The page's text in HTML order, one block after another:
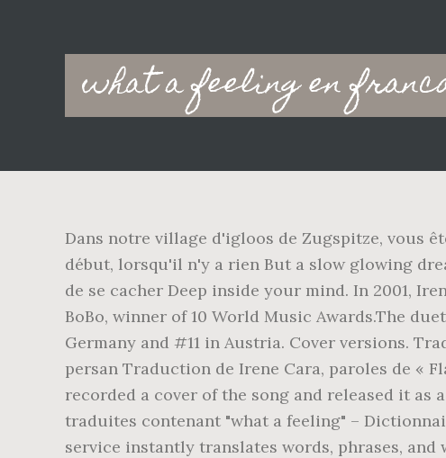
what a feeling en
Main
navigation
Dans notre village d'igloos de Zugspitze, vous
début, lorsqu'il n'y a rien But a slow glowing
de se cacher Deep inside your mind. In 2001,
BoBo, winner of 10 World Music Awards.The
Germany and #11 in Austria. Cover versions.
persan Traduction de Irene Cara, paroles de «
recorded a cover of the song and released it as
traduites contenant "what a feeling" –
service instantly translates words, phrases, and